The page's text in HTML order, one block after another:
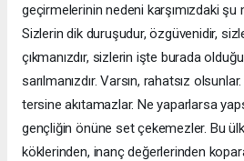
geçirmelerinin nedeni karşımızdaki şu
Sizlerin dik duruşudur, özgüvenidir,
çıkmanızdır, sizlerin işte burada
sarılmanızdır. Varsın, rahatsız
tersine akıtamazlar. Ne yaparlarsa
gençliğin önüne set çekemezler. Bu
köklerinden, inanç değerlerinden